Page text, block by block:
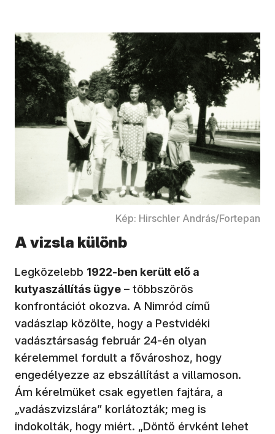
Kép: Hirschler András/Fortepan
A vizsla különb
Legközelebb 1922-ben került elő a
kutyaszállítás ügye – többszörös
konfrontációt okozva. A Nimród című
vadászlap közölte, hogy a Pestvidéki
vadásztársaság február 24-én olyan
kérelemmel fordult a fővároshoz, hogy
engedélyezze az ebszállítást a villamoson.
Ám kérelmüket csak egyetlen fajtára, a
„vadászvizslára” korlátozták; meg is
indokolták, hogy miért. „Döntő érvként lehet